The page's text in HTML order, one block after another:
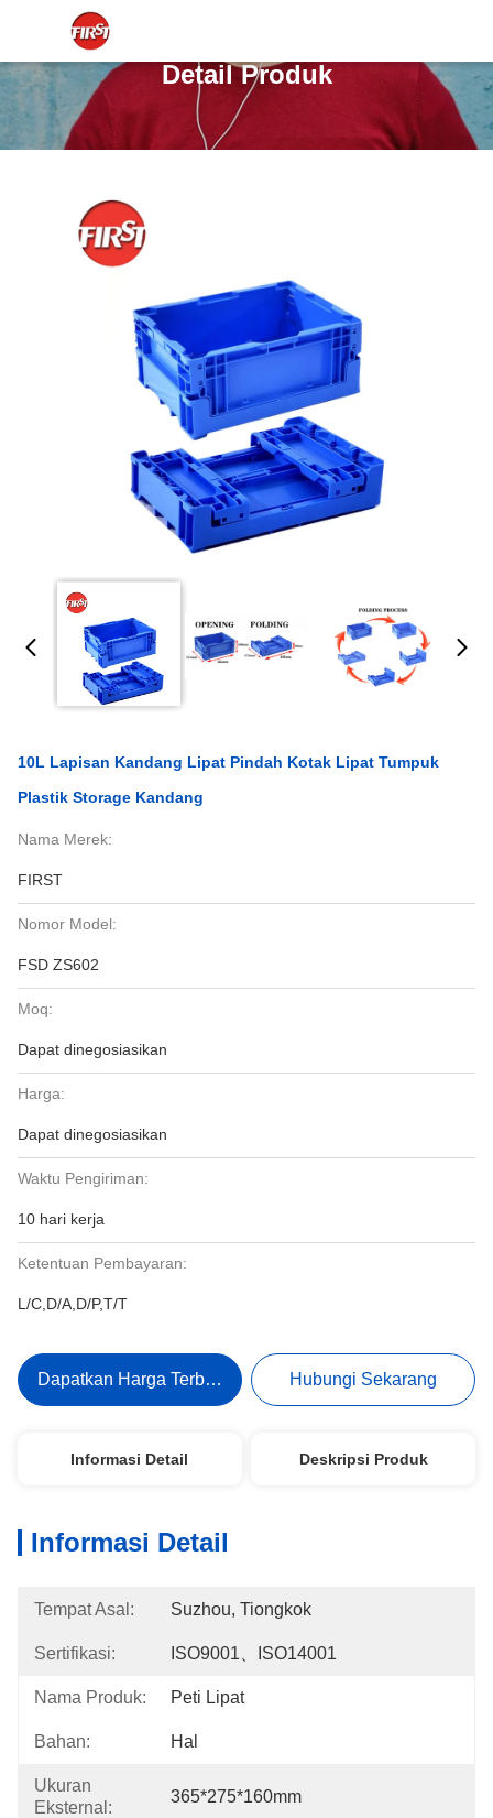
Detail Produk
10L Lapisan Kandang Lipat Pindah Kotak Lipat Tumpuk
Plastik Storage Kandang
Nama Merek:
FIRST
Nomor Model:
FSD ZS602
Moq:
Dapat dinegosiasikan
Harga:
Dapat dinegosiasikan
Waktu Pengiriman:
10 hari kerja
Ketentuan Pembayaran:
L/C,D/A,D/P,T/T
Dapatkan Harga Terbaik Hubungi Sekarang
Informasi Detail Deskripsi Produk
Informasi Detail
Tempat Asal: Suzhou, Tiongkok
Sertifikasi: ISO9001、ISO14001
Nama Produk: Peti Lipat
Bahan: Hal
Ukuran
Eksternal:
365*275*160mm